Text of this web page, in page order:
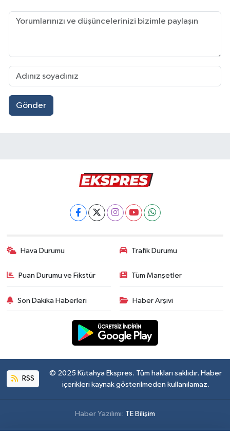
Gönder
Hava Durumu Trafik Durumu
Puan Durumu ve Fikstür Tüm Manşetler
Son Dakika Haberleri Haber Arşivi
RSS
© 2025 Kütahya Ekspres. Tüm hakları saklıdır. Haber
içerikleri kaynak gösterilmeden kullanılamaz.
Haber Yazılımı: TE Bilişim